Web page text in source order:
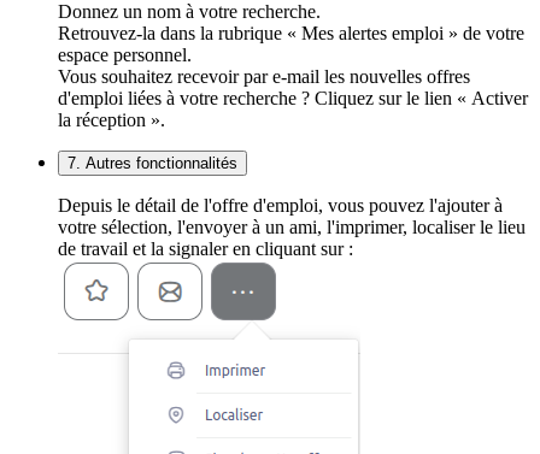
Donnez un nom à votre recherche.
Retrouvez-la dans la rubrique « Mes alertes emploi » de votre
espace personnel.
Vous souhaitez recevoir par e-mail les nouvelles offres
d'emploi liées à votre recherche ? Cliquez sur le lien « Activer
la réception ».
7. Autres fonctionnalités
Depuis le détail de l'offre d'emploi, vous pouvez l'ajouter à
votre sélection, l'envoyer à un ami, l'imprimer, localiser le lieu
de travail et la signaler en cliquant sur :